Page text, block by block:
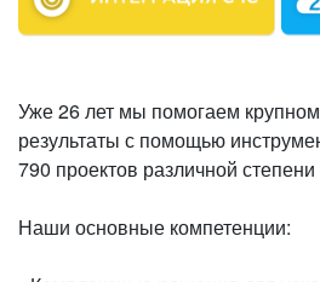
Уже 26 лет мы помогаем
результаты с помощью
790 проектов различной
Наши основные компетенции: